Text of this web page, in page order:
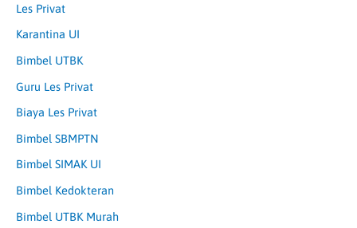
Les Privat
Karantina UI
Bimbel UTBK
Guru Les Privat
Biaya Les Privat
Bimbel SBMPTN
Bimbel SIMAK UI
Bimbel Kedokteran
Bimbel UTBK Murah